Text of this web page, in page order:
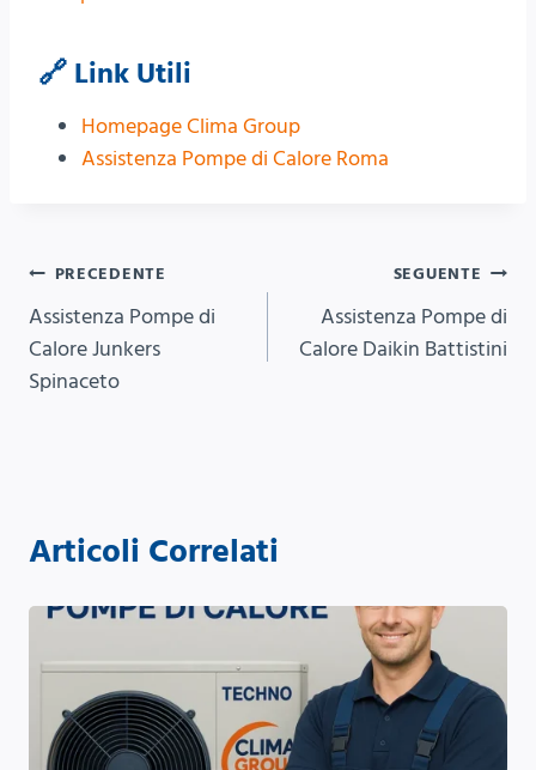
🔗 Link Utili
Homepage Clima Group
Assistenza Pompe di Calore Roma
Navigazione
articoli
PRECEDENTE
Assistenza Pompe di
Calore Junkers
Spinaceto
SEGUENTE
Assistenza Pompe di
Calore Daikin Battistini
Articoli Correlati